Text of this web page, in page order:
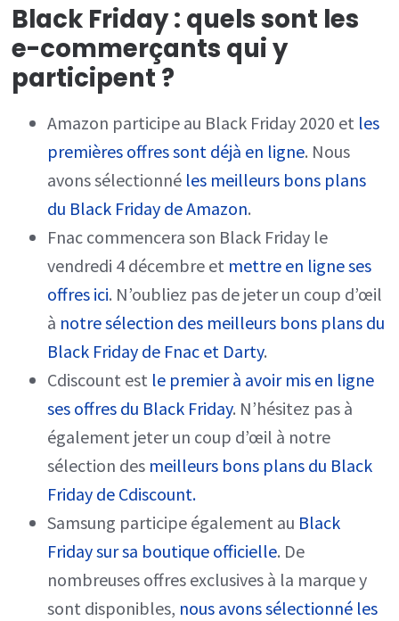
Black Friday : quels sont les
e-commerçants qui y
participent ?
Amazon participe au Black Friday 2020 et les
premières offres sont déjà en ligne. Nous
avons sélectionné les meilleurs bons plans
du Black Friday de Amazon.
Fnac commencera son Black Friday le
vendredi 4 décembre et mettre en ligne ses
offres ici. N’oubliez pas de jeter un coup d’œil
à notre sélection des meilleurs bons plans du
Black Friday de Fnac et Darty.
Cdiscount est le premier à avoir mis en ligne
ses offres du Black Friday. N’hésitez pas à
également jeter un coup d’œil à notre
sélection des meilleurs bons plans du Black
Friday de Cdiscount.
Samsung participe également au Black
Friday sur sa boutique officielle. De
nombreuses offres exclusives à la marque y
sont disponibles, nous avons sélectionné les